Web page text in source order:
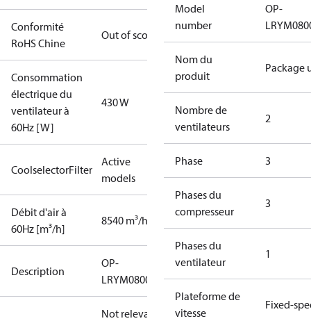
Conformité
RoHS Chine
Out of scope
Consommation
électrique du
ventilateur à
60Hz [W]
430 W
CoolselectorFilter
Active
models
Débit d'air à
60Hz [m³/h]
8540 m³/h
Description
OP-
LRYM0800UWL000Q
Not relevant
Model
number
OP-
Nom du
produit
Package
Nombre de
ventilateurs
2
Phase 3
Phases du
compresseur
3
Phases du
ventilateur
1
Plateforme de
vitesse
Fixed-